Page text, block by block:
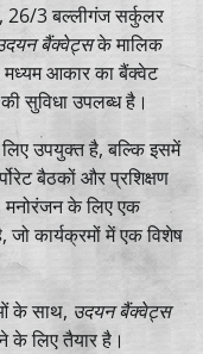
26/3 बल्लीगंज सर्कुलर
बैंक्वेट्सके मालिक
मध्यम आकार का बैंक्वेट
सुविधा उपलब्ध है।
उपयुक्त है, बल्कि इसमें
बैठकों और प्रशिक्षण
मनोरंजन के लिए एक
जो कार्यक्रमों में एक विशेष
के साथ, उदयन बैंक्वेट्स
के लिए तैयार है।